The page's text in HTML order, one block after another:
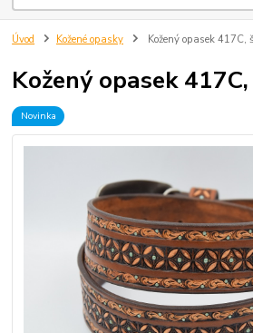
Úvod Kožené opasky Kožený opasek 417C,
Kožený opasek
Novinka